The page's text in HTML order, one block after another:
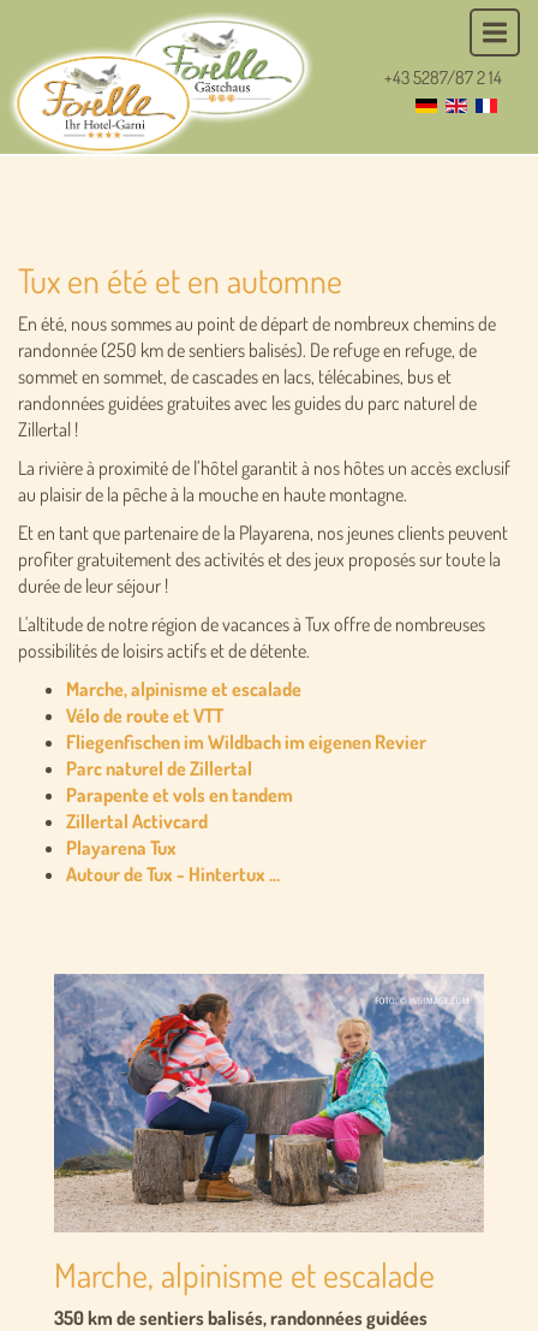
+43 5287/87 2 14
Tux en été et en automne
En été, nous sommes au point de départ de nombreux chemins de
randonnée (250 km de sentiers balisés). De refuge en refuge, de
sommet en sommet, de cascades en lacs, télécabines, bus et
randonnées guidées gratuites avec les guides du parc naturel de
Zillertal !
La rivière à proximité de l’hôtel garantit à nos hôtes un accès exclusif
au plaisir de la pêche à la mouche en haute montagne.
Et en tant que partenaire de la Playarena, nos jeunes clients peuvent
profiter gratuitement des activités et des jeux proposés sur toute la
durée de leur séjour !
L'altitude de notre région de vacances à Tux offre de nombreuses
possibilités de loisirs actifs et de détente.
Marche, alpinisme et escalade
Vélo de route et VTT
Fliegenfischen im Wildbach im eigenen Revier
Parc naturel de Zillertal
Parapente et vols en tandem
Zillertal Activcard
Playarena Tux
Autour de Tux - Hintertux …
Marche, alpinisme et escalade
350 km de sentiers balisés, randonnées guidées